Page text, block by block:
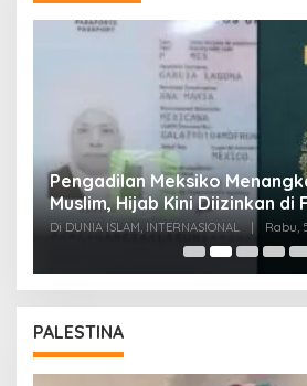
Pengadilan Meksiko
Muslim, Hijab Kini Diizinkan di
Di DUNIA ISLAM, INTERNASIONAL Rabu,
PALESTINA